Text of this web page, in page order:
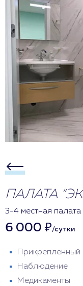
ПАЛАТА
3-4 местная
6 000 ₽/сутки
Прикрепленный
Наблюдение
Медикаменты